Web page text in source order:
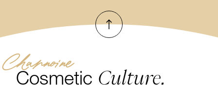
Nach oben
Channoine
Cosmetic Culture.